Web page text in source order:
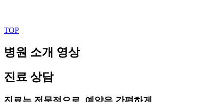
TOP
병원 소개 영상
진료 상담